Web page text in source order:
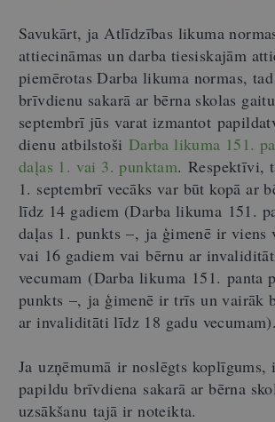
Savukārt, ja Atlīdzības likuma
attiecināmas un darba tiesiskajām
piemērotas Darba likuma normas,
brīvdienu sakarā ar bērna skolas
septembrī jūs varat izmantot
dienu atbilstoši Darba likuma 151.
daļas 1. vai 3. punktam. Respektīvi,
1. septembrī vecāks var būt kopā ar
līdz 14 gadiem (Darba likuma 151.
daļas 1. punkts–, ja ģimenē ir
vai 16 gadiem vai bērnu ar
vecumam (Darba likuma 151. panta
punkts –, ja ģimenē ir trīs un vairāk
ar invaliditāti līdz 18 gadu vecumam).
Ja uzņēmumā ir noslēgts koplīgums,
papildu brīvdiena sakarā ar bērna
uzsākšanu tajā ir noteikta.